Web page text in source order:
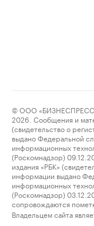
© ООО
2026. Сообщения и
(свидетельство о
выдано Федеральной
информационных
(Роскомнадзор)
издания «РБК»
информации выдано
информационных
(Роскомнадзор)
сопровождаются
Владельцем сайта